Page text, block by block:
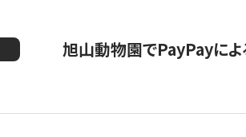
旭山動物園でPayPayによ